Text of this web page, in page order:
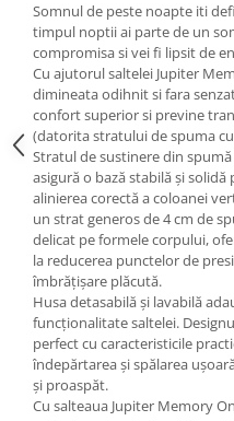
Saltele patuturi copii
Paturi copii
Masa si scaune gradinita
Seturi comode living si
Somnul de peste noapte iti
timpul noptii ai parte de un
compromisa si vei fi lipsit de
Cu ajutorul saltelei Jupiter
dimineata odihnit si fara
confort superior si previne
(datorita stratului de spuma
Stratul de sustinere din
asigură o bază stabilă și
alinierea corectă a coloanei
un strat generos de 4 cm de
delicat pe formele corpului,
la reducerea punctelor de
îmbrățișare plăcută.
Husa detasabilă și lavabilă
funcționalitate saltelei.
perfect cu caracteristicile
îndepărtarea și spălarea
și proaspăt.
Cu salteaua Jupiter Memory